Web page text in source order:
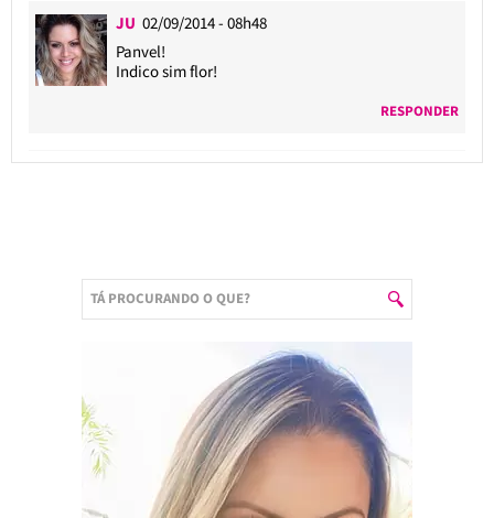
JU 02/09/2014 - 08h48
Panvel!
Indico sim flor!
RESPONDER